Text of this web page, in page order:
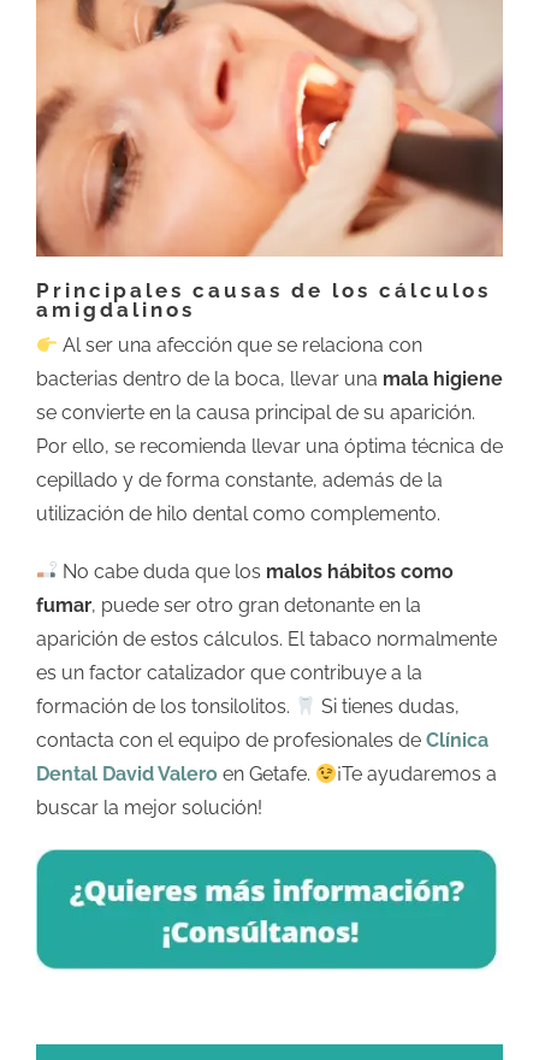
Principales causas de los cálculos
amigdalinos
Al ser una afección que se relaciona con
bacterias dentro de la boca, llevar una mala higiene
se convierte en la causa principal de su aparición.
Por ello, se recomienda llevar una óptima técnica de
cepillado y de forma constante, además de la
utilización de hilo dental como complemento.
No cabe duda que los malos hábitos como
fumar, puede ser otro gran detonante en la
aparición de estos cálculos. El tabaco normalmente
es un factor catalizador que contribuye a la
formación de los tonsilolitos.
Si tienes dudas,
contacta con el equipo de profesionales de Clínica
Dental David Valero en Getafe.
¡Te ayudaremos a
buscar la mejor solución!